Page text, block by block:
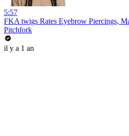
5:57
FKA twigs Rates Eyebrow Piercings,
Pitchfork
il y a 1 an